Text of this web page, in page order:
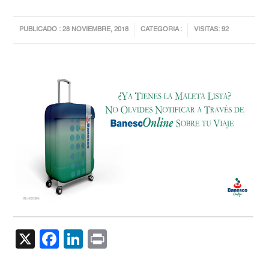
PUBLICADO : 28 NOVIEMBRE, 2018 CATEGORIA : VISITAS: 92
X Facebook
LinkedIn